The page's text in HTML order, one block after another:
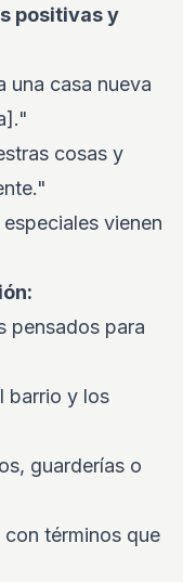
positivas y
una casa nueva
cosas y
vienen
pensados para
barrio y los
guarderías o
con términos que